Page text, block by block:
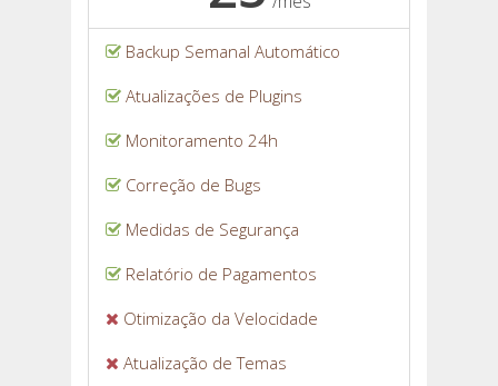
Backup Semanal Automático
Atualizações de Plugins
Monitoramento 24h
Correção de Bugs
Medidas de Segurança
Relatório de Pagamentos
Otimização da Velocidade
Atualização de Temas